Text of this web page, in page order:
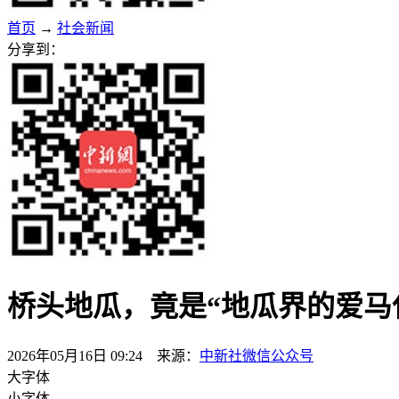
首页 → 社会新闻
分享到：
桥头地瓜，竟是“地瓜界的爱马
2026年05月16日 09:24 来源： 中新社微信公众号
大字体